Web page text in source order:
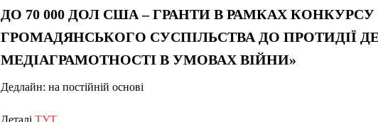
ДО 70 000 ДОЛ США – ГРАНТИ В РАМКАХ
ГРОМАДЯНСЬКОГО СУСПІЛЬСТВА ДО ПРОТИДІЇ
МЕДІАГРАМОТНОСТІ В УМОВАХ ВІЙНИ»
Дедлайн: на постійній основі